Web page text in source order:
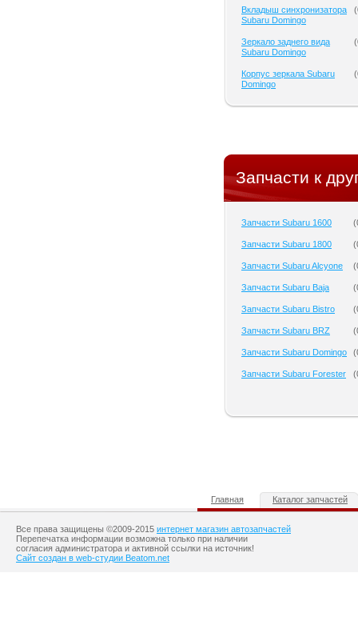
Вкладыш синхронизатора
Subaru Domingo
(
Зеркало заднего вида
Subaru Domingo
(
Корпус зеркала Subaru
Domingo
(
Запчасти к
Запчасти Subaru 1600 (
Запчасти Subaru 1800 (
Запчасти Subaru Alcyone (
Запчасти Subaru Baja (
Запчасти Subaru Bistro (
Запчасти Subaru BRZ (
Запчасти Subaru Domingo (
Запчасти Subaru Forester (
Главная Каталог запчастей
Все права защищены ©2009-2015 интернет магазин автозапчастей
Перепечатка информации возможна только при наличии
согласия администратора и активной ссылки на источник!
Сайт создан в web-студии Beatom.net